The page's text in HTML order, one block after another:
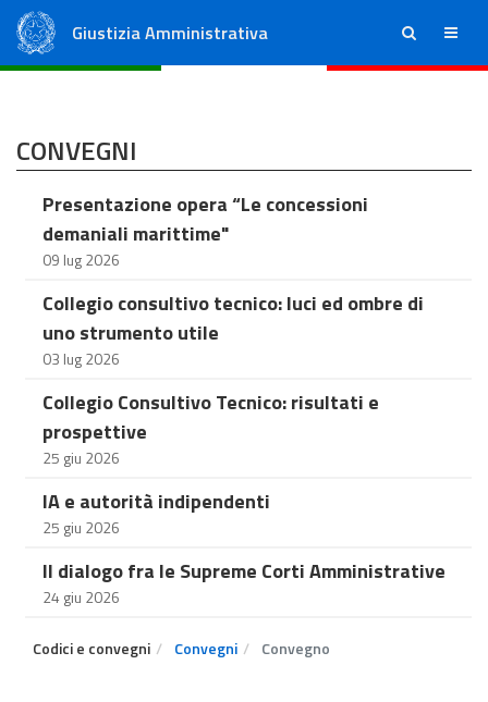
Giustizia Amministrativa ricerca menu
CONVEGNI
Presentazione opera “Le concessioni
demaniali marittime"
09 lug 2026
Collegio consultivo tecnico: luci ed ombre di
uno strumento utile
03 lug 2026
Collegio Consultivo Tecnico: risultati e
prospettive
25 giu 2026
IA e autorità indipendenti
25 giu 2026
Il dialogo fra le Supreme Corti Amministrative
24 giu 2026
Codici e convegni Convegni Convegno